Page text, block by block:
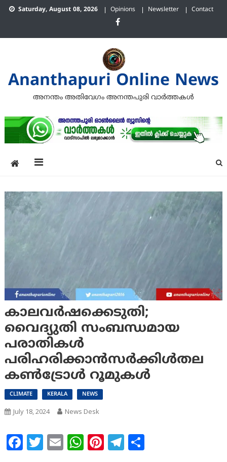
Skip Saturday, August 08, 2026 Opinions Newsletter Contact
Ananthapuri Online News
അനന്തം അതിവേഗം അനന്തപുരി വാര്‍ത്തകള്‍
കാലവർഷക്കെടുതി;
വൈദ്യുതി സംബന്ധമായ
പരാതികൾ
പരിഹരിക്കാൻസർക്കിൾതല
കൺട്രോൾ റൂമുകൾ
CLIMATE KERALA NEWS
July 18, 2024 News Desk
Facebook
Twitter
EmailWhatsApp
Pinterest
Telegram
Share